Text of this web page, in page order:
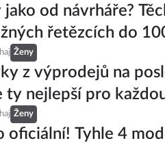
jako od návrháře?
řetězcích do
Ženy
z výprodejů na
ty nejlepší pro
Ženy
oficiální! Tyhle 4